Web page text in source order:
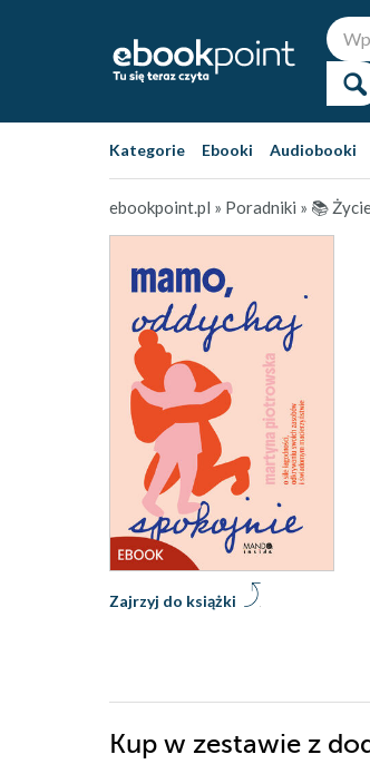
Kategorie Ebooki Audiobooki
ebookpoint.pl » Poradniki » 📚
Zajrzyj do książki
Kup w zestawie z